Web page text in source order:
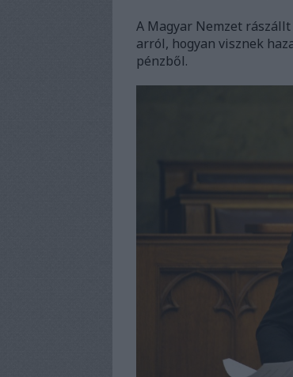
A Magyar Nemzet
arról, hogyan visznek
pénzből.